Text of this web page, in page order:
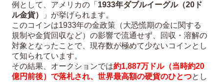
例として、アメリカの「 1933年ダブルイーグル（20ド
ル金貨）
」が挙げられます。
このコインは1933年の金政策（大恐慌期の金に関する
規制や金貨回収など）の影響で流通せず、回収・溶解の
対象となったことで、現存数が極めて少ないコインとし
て知られています。
その結果、オークションでは約1,887万ドル（当時約20
億円前後）で落札され、世界最高額の硬貨のひとつとし